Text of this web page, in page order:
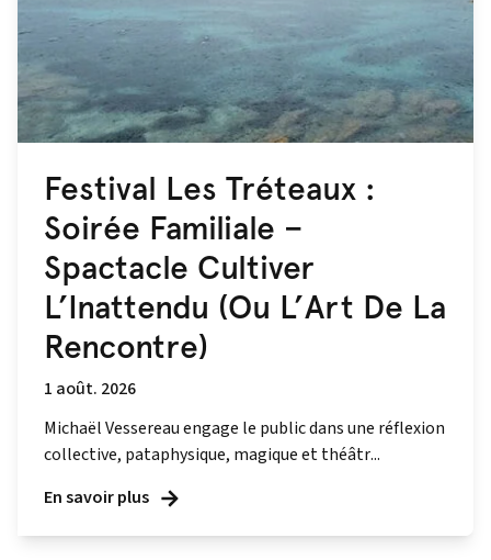
Festival Les Tréteaux :
Soirée Familiale –
Spactacle Cultiver
L’Inattendu (Ou L’Art De La
Rencontre)
1 août. 2026
Michaël Vessereau engage le public dans une réflexion
collective, pataphysique, magique et théâtr...
En savoir plus